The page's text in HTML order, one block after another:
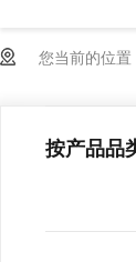
您当前的位置
按产品品类分